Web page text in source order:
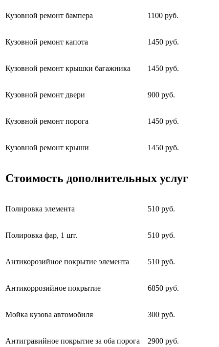
Кузовной ремонт бампера 1100 руб.
Кузовной ремонт капота 1450 руб.
Кузовной ремонт крышки багажника 1450 руб.
Кузовной ремонт двери 900 руб.
Кузовной ремонт порога 1450 руб.
Кузовной ремонт крыши 1450 руб.
Стоимость дополнительных услуг
Полировка элемента 510 руб.
Полировка фар, 1 шт. 510 руб.
Антикорозийное покрытие элемента 510 руб.
Антикоррозийное покрытие 6850 руб.
Мойка кузова автомобиля 300 руб.
Антигравийное покрытие за оба порога 2900 руб.